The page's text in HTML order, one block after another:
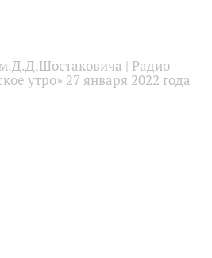
| Радио
утро» 27 января 2022 года